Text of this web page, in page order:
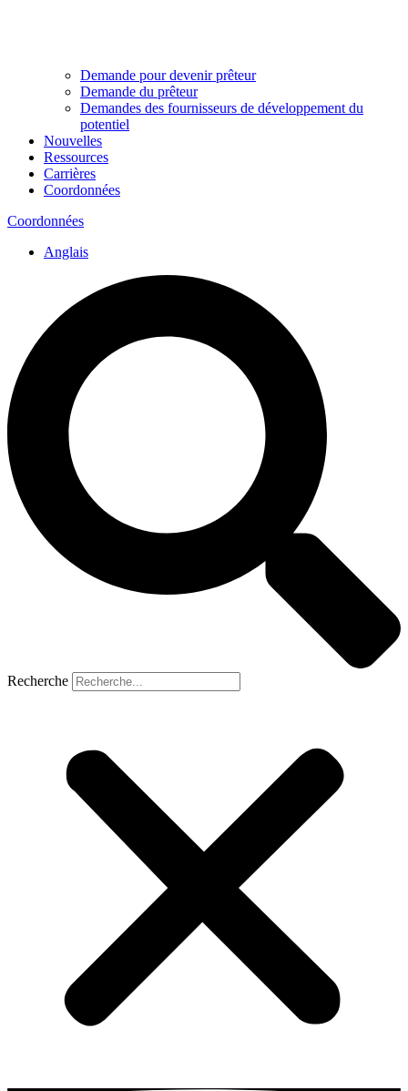
Demande pour devenir prêteur
Demande du prêteur
Demandes des fournisseurs de développement du
potentiel
Nouvelles
Ressources
Carrières
Coordonnées
Coordonnées
Anglais
Recherche